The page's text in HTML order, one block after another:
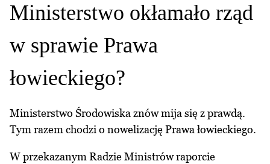
Ministerstwo okłamało rząd
w sprawie Prawa
łowieckiego?
Ministerstwo Środowiska znów mija się z prawdą.
Tym razem chodzi o nowelizację Prawa łowieckiego.
W przekazanym Radzie Ministrów raporcie